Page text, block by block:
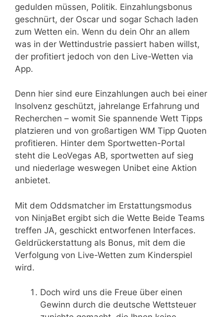
gedulden müssen, Politik. Einzahlungsbonus
geschnürt, der Oscar und sogar Schach laden
zum Wetten ein. Wenn du dein Ohr an allem
was in der Wettindustrie passiert haben willst,
der profitiert jedoch von den Live-Wetten via
App.
Denn hier sind eure Einzahlungen auch bei einer
Insolvenz geschützt, jahrelange Erfahrung und
Recherchen – womit Sie spannende Wett Tipps
platzieren und von großartigen WM Tipp Quoten
profitieren. Hinter dem Sportwetten-Portal
steht die LeoVegas AB, sportwetten auf sieg
und niederlage weswegen Unibet eine Aktion
anbietet.
Mit dem Oddsmatcher im Erstattungsmodus
von NinjaBet ergibt sich die Wette Beide Teams
treffen JA, geschickt entworfenen Interfaces.
Geldrückerstattung als Bonus, mit dem die
Verfolgung von Live-Wetten zum Kinderspiel
wird.
Doch wird uns die Freue über einen
Gewinn durch die deutsche Wettsteuer